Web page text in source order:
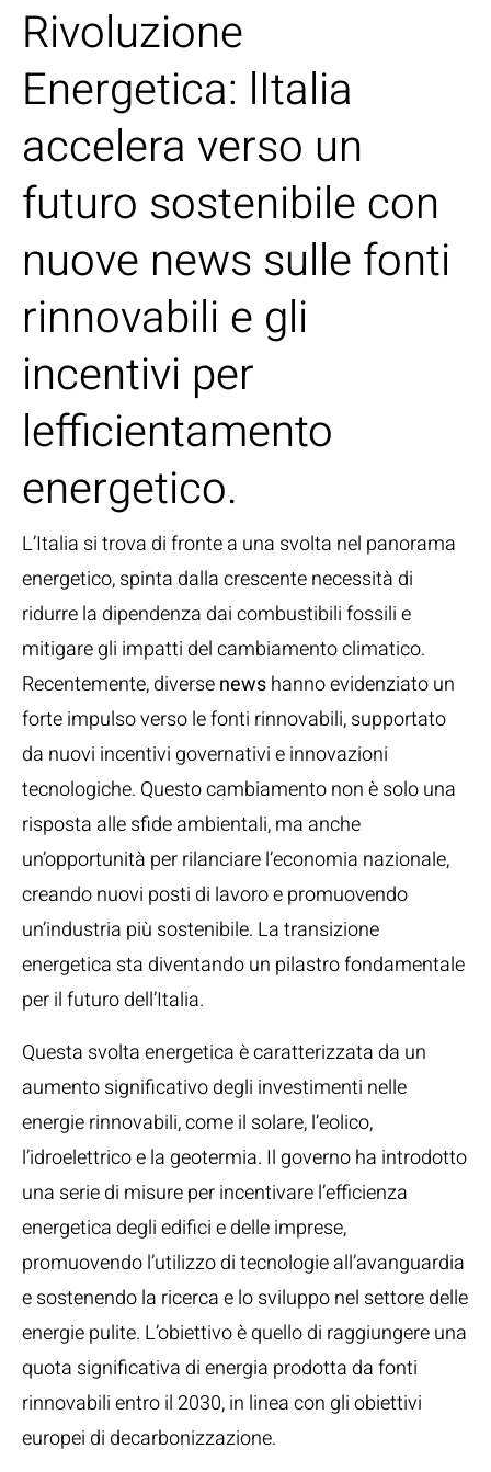
Rivoluzione
Energetica: lItalia
accelera verso un
futuro sostenibile con
nuove news sulle fonti
rinnovabili e gli
incentivi per
lefficientamento
energetico.
L’Italia si trova di fronte a una svolta nel panorama
energetico, spinta dalla crescente necessità di
ridurre la dipendenza dai combustibili fossili e
mitigare gli impatti del cambiamento climatico.
Recentemente, diversenewshanno evidenziato un
forte impulso verso le fonti rinnovabili, supportato
da nuovi incentivi governativi e innovazioni
tecnologiche. Questo cambiamento non è solo una
risposta alle sfide ambientali, ma anche
un’opportunità per rilanciare l’economia nazionale,
creando nuovi posti di lavoro e promuovendo
un’industria più sostenibile. La transizione
energetica sta diventando un pilastro fondamentale
per il futuro dell’Italia.
Questa svolta energetica è caratterizzata da un
aumento significativo degli investimenti nelle
energie rinnovabili, come il solare, l’eolico,
l’idroelettrico e la geotermia. Il governo ha introdotto
una serie di misure per incentivare l’efficienza
energetica degli edifici e delle imprese,
promuovendo l’utilizzo di tecnologie all’avanguardia
e sostenendo la ricerca e lo sviluppo nel settore delle
energie pulite. L’obiettivo è quello di raggiungere una
quota significativa di energia prodotta da fonti
rinnovabili entro il 2030, in linea con gli obiettivi
europei di decarbonizzazione.